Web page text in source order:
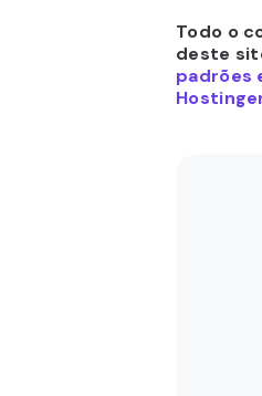
Todo o
deste
padrões